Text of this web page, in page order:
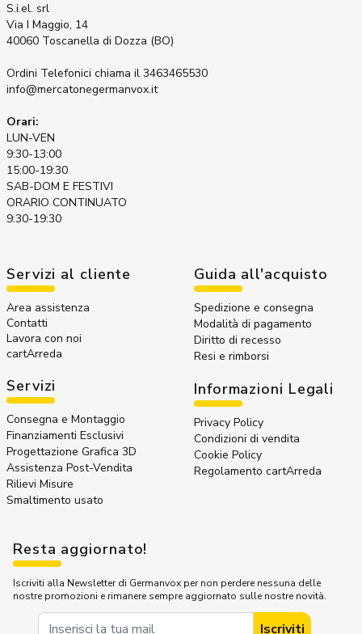
S.i.el. srl
Via I Maggio, 14
40060 Toscanella di Dozza (BO)
Ordini Telefonici chiama il 3463465530
info@mercatonegermanvox.it
Orari:
LUN-VEN
9:30-13:00
15:00-19:30
SAB-DOM E FESTIVI
ORARIO CONTINUATO
9:30-19:30
Servizi al cliente
Area assistenza
Contatti
Lavora con noi
cartArreda
Servizi
Consegna e Montaggio
Finanziamenti Esclusivi
Progettazione Grafica 3D
Assistenza Post-Vendita
Rilievi Misure
Smaltimento usato
Guida all'acquisto
Spedizione e consegna
Modalità di pagamento
Diritto di recesso
Resi e rimborsi
Informazioni Legali
Privacy Policy
Condizioni di vendita
Cookie Policy
Regolamento cartArreda
Resta aggiornato!
Iscriviti alla Newsletter di Germanvox per non perdere nessuna delle
nostre promozioni e rimanere sempre aggiornato sulle nostre novità.
Iscriviti